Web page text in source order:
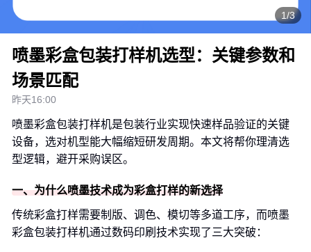
1/3
喷墨彩盒包装打样机选型：关键参数和
场景匹配
昨天16:00
喷墨彩盒包装打样机是包装行业实现快速样品验证的关键
设备，选对机型能大幅缩短研发周期。本文将帮你理清选
型逻辑，避开采购误区。
一、为什么喷墨技术成为彩盒打样的新选择
传统彩盒打样需要制版、调色、模切等多道工序，而喷墨
彩盒包装打样机通过数码印刷技术实现了三大突破：